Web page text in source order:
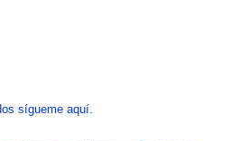
sígueme aquí.